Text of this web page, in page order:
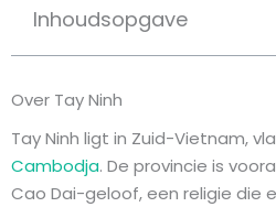
Inhoudsopgave
Over Tay Ninh
Tay Ninh ligt in Zuid-Vietnam,
Cambodja. De provincie is
Cao Dai-geloof, een religie die